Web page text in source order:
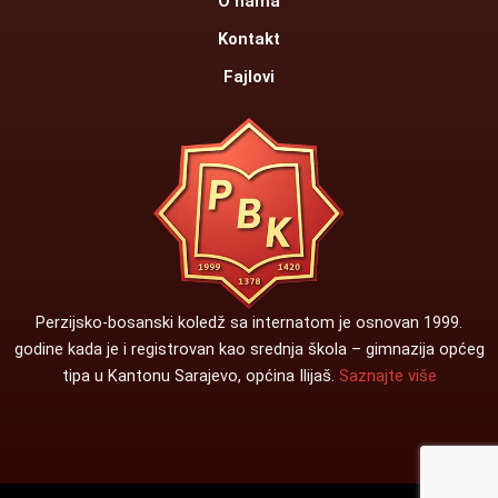
Kontakt
Fajlovi
Perzijsko-bosanski koledž sa internatom je osnovan 1999.
godine kada je i registrovan kao srednja škola – gimnazija općeg
tipa u Kantonu Sarajevo, općina Ilijaš. Saznajte više